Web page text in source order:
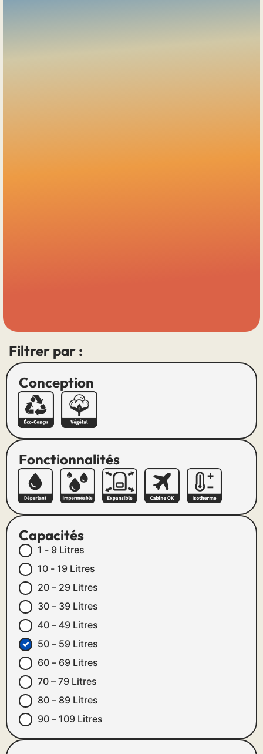
Filtrer par :
Conception
Fonctionnalités
Capacités
1 - 9 Litres
10 - 19 Litres
20 – 29 Litres
30 – 39 Litres
40 – 49 Litres
50 – 59 Litres
60 – 69 Litres
70 – 79 Litres
80 – 89 Litres
90 – 109 Litres